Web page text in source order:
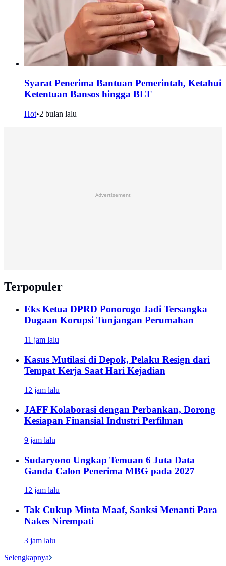
Syarat Penerima Bantuan Pemerintah, Ketahui
Ketentuan Bansos hingga BLT
Hot•2 bulan lalu
Advertisement
Terpopuler
Eks Ketua DPRD Ponorogo Jadi Tersangka
Dugaan Korupsi Tunjangan Perumahan
11 jam lalu
Kasus Mutilasi di Depok, Pelaku Resign dari
Tempat Kerja Saat Hari Kejadian
12 jam lalu
JAFF Kolaborasi dengan Perbankan, Dorong
Kesiapan Finansial Industri Perfilman
9 jam lalu
Sudaryono Ungkap Temuan 6 Juta Data
Ganda Calon Penerima MBG pada 2027
12 jam lalu
Tak Cukup Minta Maaf, Sanksi Menanti Para
Nakes Nirempati
3 jam lalu
Selengkapnya